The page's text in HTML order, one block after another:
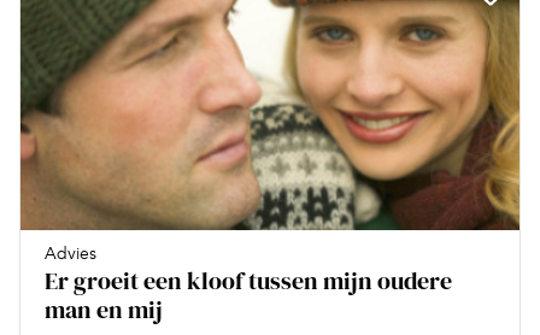
Advies
Er groeit een kloof tussen mijn oudere
man en mij